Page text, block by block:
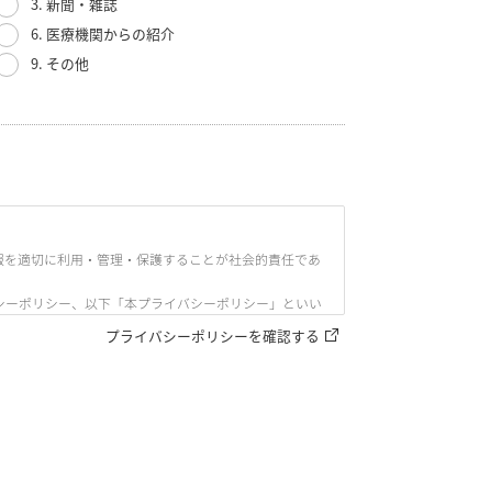
6. 医療機関からの紹介
9. その他
適切に利用・管理・保護することが社会的責任であ
ポリシー、以下「本プライバシーポリシー」といい
プライバシーポリシーを確認する